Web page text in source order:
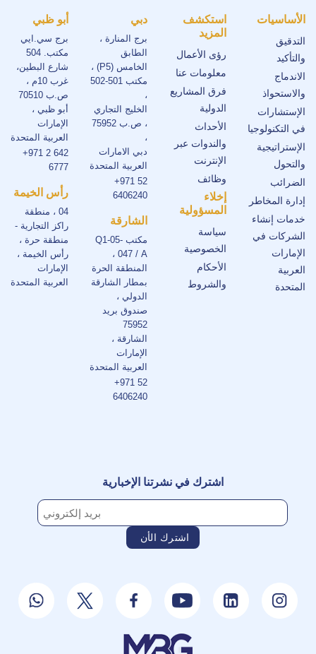
الأساسيات
التدقيق
والتأكيد
الاندماج
والاستحواذ
الإستشارات
في التكنولوجيا
الإستراتيجية
والتحول
الضرائب
إدارة المخاطر
خدمات إنشاء
الشركات في
الإمارات
العربية
المتحدة
استكشف
المزيد
رؤى الأعمال
معلومات عنا
فرق المشاريع
الدولية
الأحداث
والندوات عبر
الإنترنت
وظائف
إخلاء
المسؤولية
سياسة
الخصوصية
الأحكام
والشروط
دبي
برج المنارة ،
الطابق
الخامس (P5) ،
مكتب 501-502
،
الخليج التجاري
، ص.ب 75952
،
دبي الامارات
العربية المتحدة
+971 52
6406240
الشارقة
مكتب Q1-05-
047 / A ،
المنطقة الحرة
بمطار الشارقة
الدولي ،
صندوق بريد
75952
الشارقة ،
الإمارات
العربية المتحدة
+971 52
6406240
أبو ظبي
برج سي.ايي
مكتب. 504
شارع البطين،
غرب 10م ،
ص.ب 70510
أبو ظبي ،
الإمارات
العربية المتحدة
+971 2 642
6777
رأس الخيمة
04 ، منطقة
راكز التجارية -
منطقة حرة ،
رأس الخيمة ،
الإمارات
العربية المتحدة
اشترك في نشرتنا الإخبارية